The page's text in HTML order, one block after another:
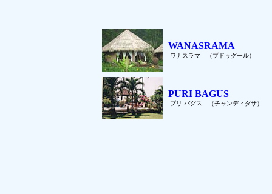
WANASRAMA
ワナスラマ （ブドゥグール）
PURI BAGUS
プリ バグス （チャンディダサ）